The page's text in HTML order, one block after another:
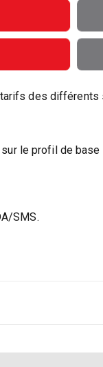
des
le profil de base
SMS.